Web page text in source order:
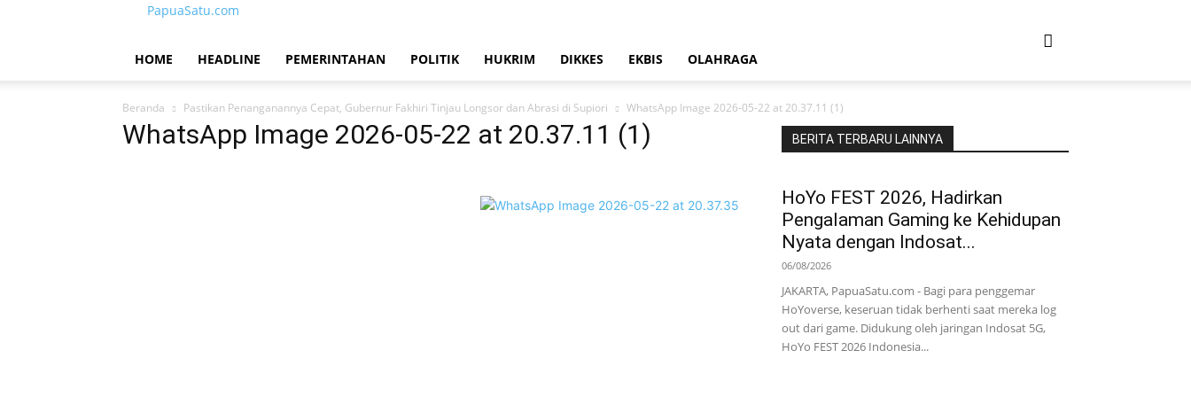
PapuaSatu.com
HOME HEADLINE PEMERINTAHAN POLITIK HUKRIM DIKKES EKBIS OLAHRAGA
Beranda Pastikan Penanganannya Cepat, Gubernur Fakhiri Tinjau Longsor dan Abrasi di Supiori WhatsApp Image 2026-05-22 at 20.37.11 (1)
WhatsApp Image 2026-05-22 at 20.37.11 (1) BERITA TERBARU LAINNYA
HoYo FEST 2026, Hadirkan
Pengalaman Gaming ke Kehidupan
Nyata dengan Indosat...
06/08/2026
JAKARTA, PapuaSatu.com - Bagi para penggemar
HoYoverse, keseruan tidak berhenti saat mereka log
out dari game. Didukung oleh jaringan Indosat 5G,
HoYo FEST 2026 Indonesia...